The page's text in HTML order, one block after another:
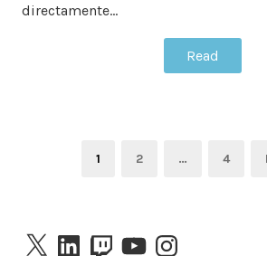
directamente…
Read
Paginación
Page
1 Page
2 … Page
4
X LinkedInTwitchYouTubeInstagram